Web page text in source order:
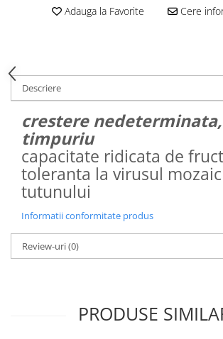
Adauga la Favorite Cere
Descriere
crestere
timpuriu
capacitate ridicata de
toleranta la virusul
tutunului
Informatii conformitate produs
Review-uri(0)
PRODUSE